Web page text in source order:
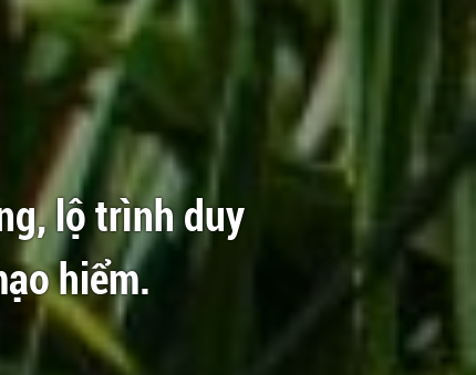
lộ trình duy
hiểm.